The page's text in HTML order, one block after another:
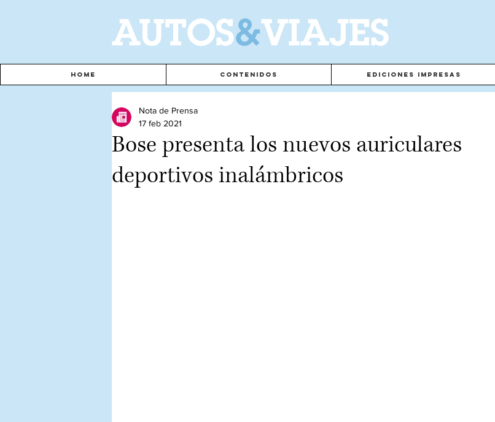
AUTOS&VIAJES
Home Contenidos Ediciones Impresas
Bose presenta los nuevos auriculares
deportivos inalámbricos
Nota de Prensa
17 feb 2021